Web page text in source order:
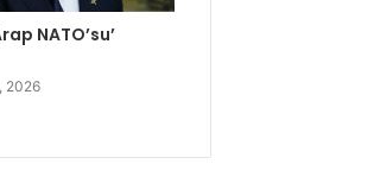
NATO’su’
2026